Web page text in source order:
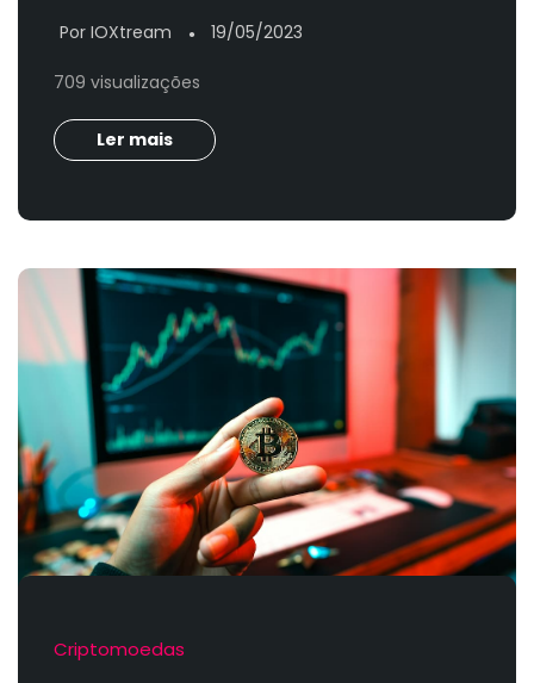
Por IOXtream ● 19/05/2023
709 visualizações
Ler mais
Criptomoedas